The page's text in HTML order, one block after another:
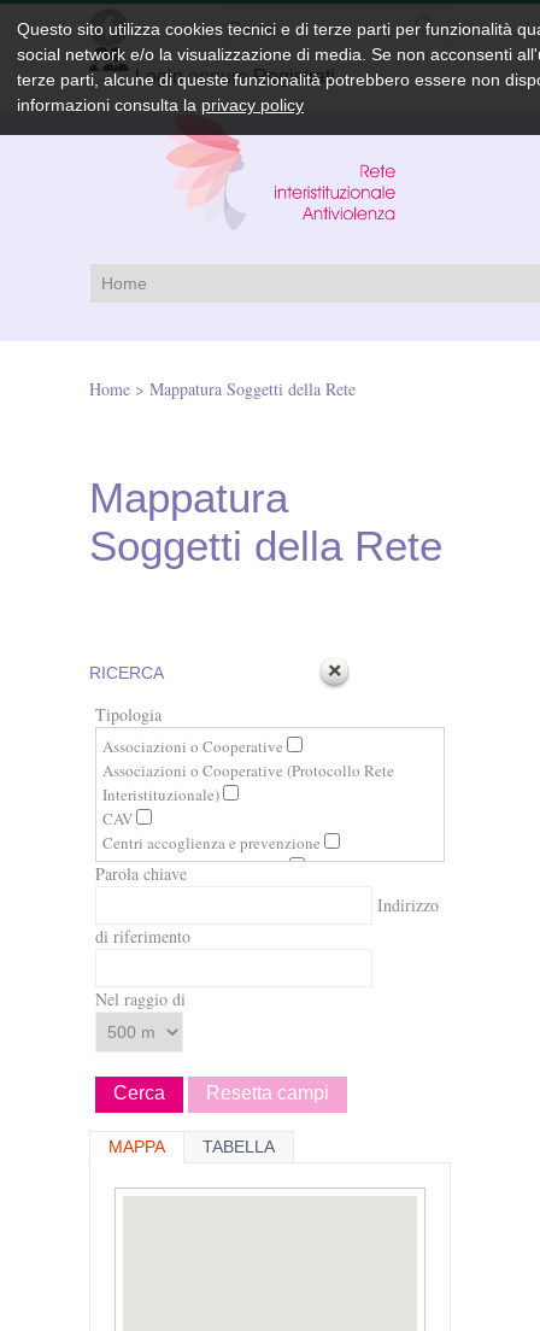
Questo sito utilizza cookies tecnici e di terze parti per funzionalità
social network e/o la visualizzazione di media. Se non acconsenti
terze parti, alcune di queste funzionalità potrebbero essere non
informazioni consulta la privacy policy
LoginoppureRegistrati
Home > Mappatura Soggetti della Rete
Mappatura
Soggetti della Rete
RICERCA
Tipologia
Associazioni o Cooperative
Associazioni o Cooperative (Protocollo Rete
Interistituzionale)
CAV
Centri accoglienza e prevenzione
Centri di attività giudiziaria
Istituzioni (Servizi sociali territoriali)
Presidi Sanitari
Sindacati
Parola chiave
Indirizzo
di riferimento
Nel raggio di
MAPPA TABELLA